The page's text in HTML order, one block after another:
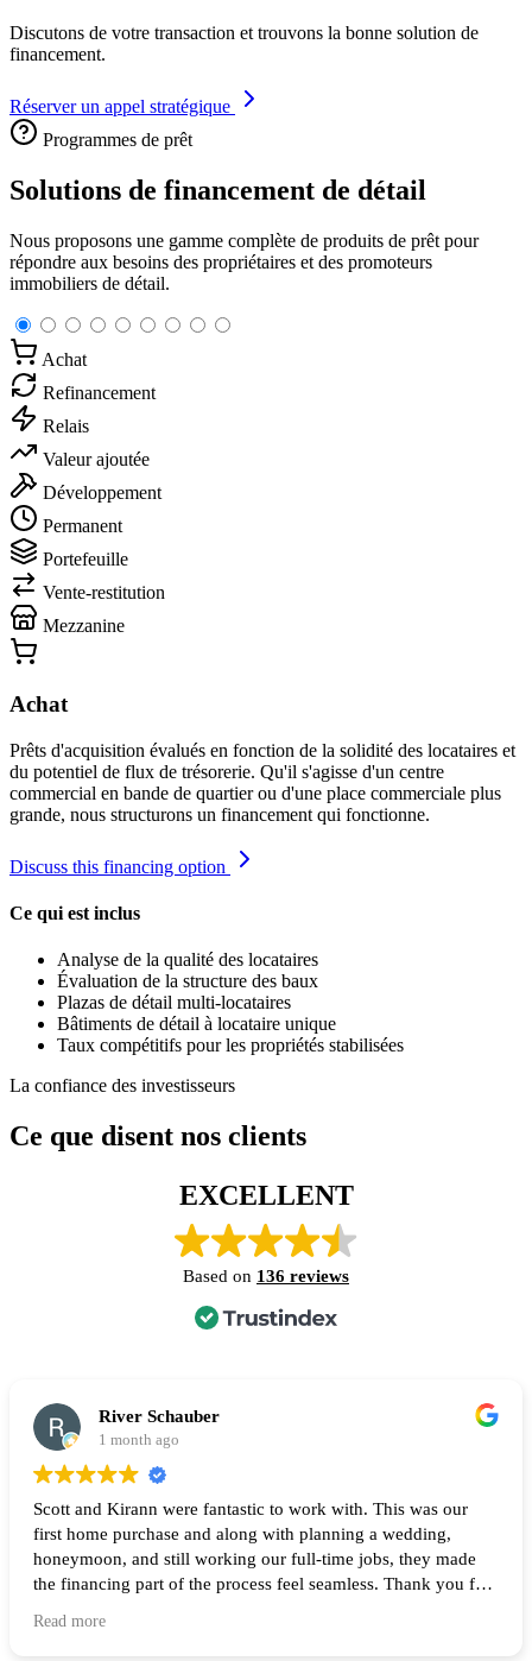
Discutons de votre transaction et trouvons la bonne solution de
financement.
Réserver un appel stratégique
Programmes de prêt
Solutions de financement de détail
Nous proposons une gamme complète de produits de prêt pour
répondre aux besoins des propriétaires et des promoteurs
immobiliers de détail.
Achat
Refinancement
Relais
Valeur ajoutée
Développement
Permanent
Portefeuille
Vente-restitution
Mezzanine
Achat
Prêts d'acquisition évalués en fonction de la solidité des locataires et
du potentiel de flux de trésorerie. Qu'il s'agisse d'un centre
commercial en bande de quartier ou d'une place commerciale plus
grande, nous structurons un financement qui fonctionne.
Discuss this financing option
Ce qui est inclus
Analyse de la qualité des locataires
Évaluation de la structure des baux
Plazas de détail multi-locataires
Bâtiments de détail à locataire unique
Taux compétitifs pour les propriétés stabilisées
La confiance des investisseurs
Ce que disent nos clients
EXCELLENT
Based on 136 reviews
River Schauber
1 month ago
Scott and Kirann were fantastic to work with. This was our
first home purchase and along with planning a wedding,
honeymoon, and still working our full-time jobs, they made
the financing part of the process feel seamless. Thank you for
Read more